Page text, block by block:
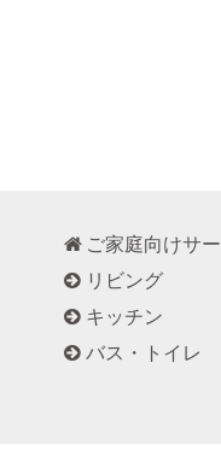
ご家庭向けサ
リビング
キッチン
バス・トイレ